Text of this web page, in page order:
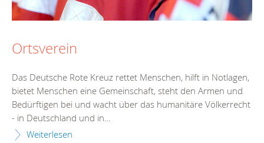
Ortsverein
Das Deutsche Rote Kreuz rettet Menschen, hilft in Notlagen,
bietet Menschen eine Gemeinschaft, steht den Armen und
Bedürftigen bei und wacht über das humanitäre Völkerrecht
- in Deutschland und in…
Weiterlesen